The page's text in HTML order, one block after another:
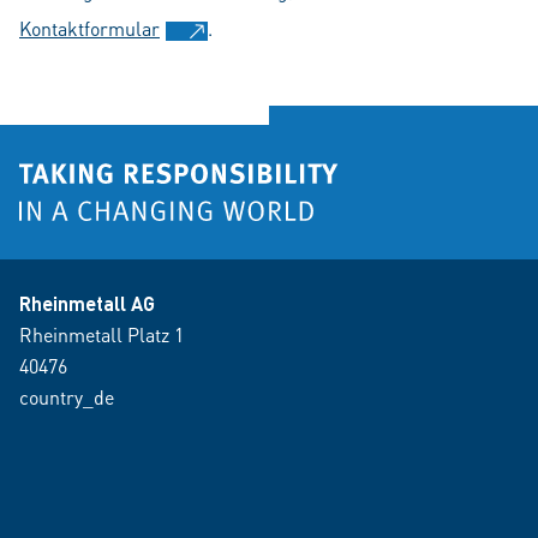
Kontaktformular
.
Rheinmetall AG
Rheinmetall Platz 1
40476
country_de